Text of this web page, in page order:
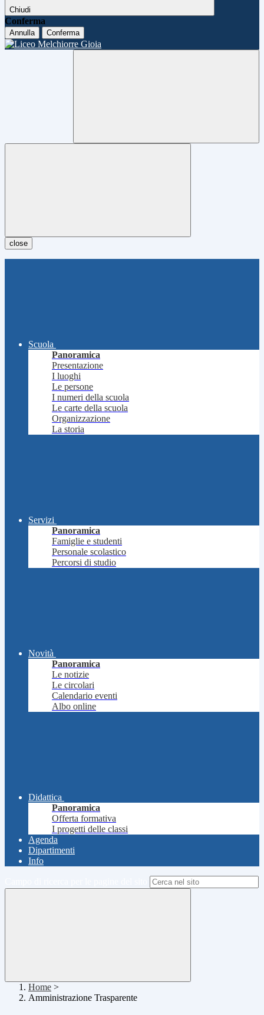
Chiudi
Conferma
Annulla Conferma
close
Scuola
Panoramica
Presentazione
I luoghi
Le persone
I numeri della scuola
Le carte della scuola
Organizzazione
La storia
Servizi
Panoramica
Famiglie e studenti
Personale scolastico
Percorsi di studio
Novità
Panoramica
Le notizie
Le circolari
Calendario eventi
Albo online
Didattica
Panoramica
Offerta formativa
I progetti delle classi
Agenda
Dipartimenti
Info
Home >
Amministrazione Trasparente